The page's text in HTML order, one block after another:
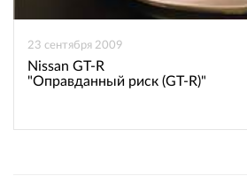
23 сентября 2009
Nissan GT-R
"Оправданный риск (GT-R)"